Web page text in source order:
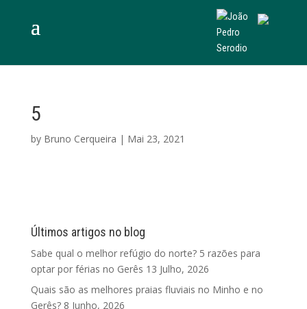
5
by Bruno Cerqueira | Mai 23, 2021
Últimos artigos no blog
Sabe qual o melhor refúgio do norte? 5 razões para
optar por férias no Gerês 13 Julho, 2026
Quais são as melhores praias fluviais no Minho e no
Gerês? 8 Junho, 2026